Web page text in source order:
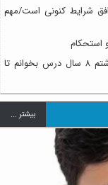
شرایط کنونی است/مهم
استحکام
بازداشت دو جراح زیبایی قلابی/ متهم: حوصله نداشتم ۸ سال درس بخوانم تا
بيشتر ...